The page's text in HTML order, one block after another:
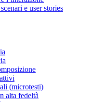
e user stories
(microtesti)
alta fedeltà